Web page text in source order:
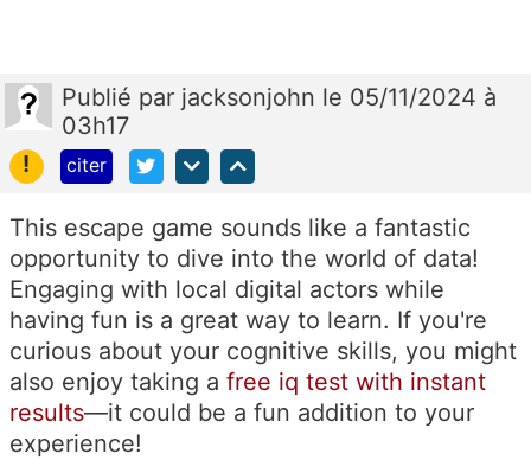
Publié par jacksonjohn le 05/11/2024 à
03h17
!
citer
This escape game sounds like a fantastic
opportunity to dive into the world of data!
Engaging with local digital actors while
having fun is a great way to learn. If you're
curious about your cognitive skills, you might
also enjoy taking a free iq test with instant
results—it could be a fun addition to your
experience!